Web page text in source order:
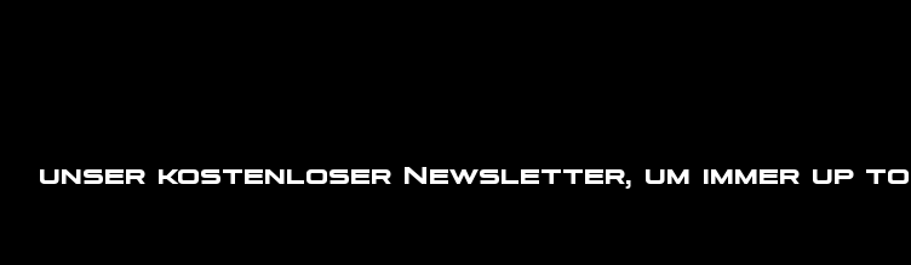
unser kostenloser Newsletter, um immer up